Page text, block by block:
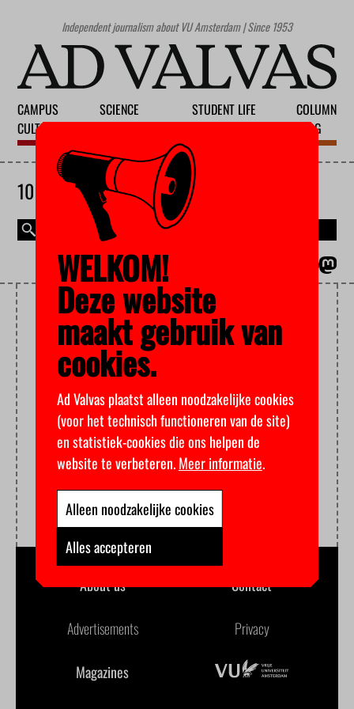
Independent journalism about VU Amsterdam | Since 1953
CAMPUS
CULTURE
SCIENCE
STUDENT LIFE
COLUMN
BLOG
10 AUGUST 2026
MAGAZINE
TRAIN
About us Contact
Advertisements Privacy
Magazines
WELKOM!
Deze website
maakt gebruik van
cookies.
Ad Valvas plaatst alleen noodzakelijke cookies
(voor het technisch functioneren van de site)
en statistiek-cookies die ons helpen de
website te verbeteren.Meer informatie.
Alleen noodzakelijke cookies
Alles accepteren